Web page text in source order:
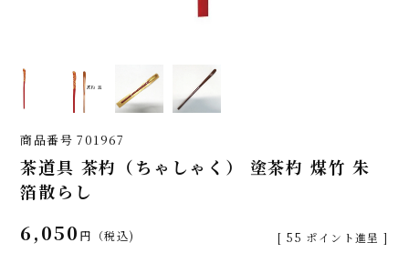
商品番号 701967
茶道具 茶杓（ちゃしゃく） 塗茶杓 煤竹 朱
箔散らし
6,050 税込 [ 55 ポイント進呈 ]